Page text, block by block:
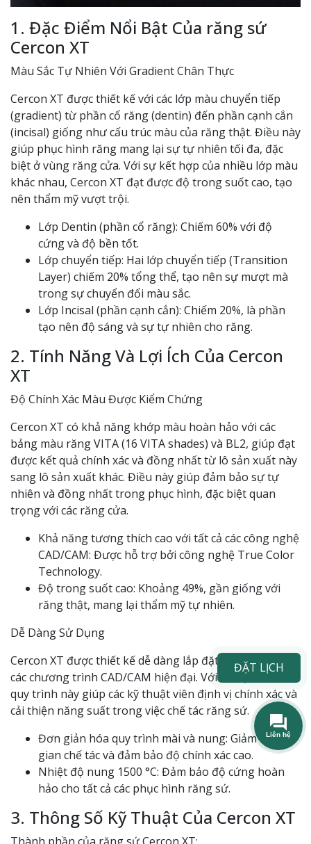
1. Đặc Điểm Nổi Bật Của răng sứ
Cercon XT
Màu Sắc Tự Nhiên Với Gradient Chân Thực
Cercon XT được thiết kế với các lớp màu chuyển tiếp
(gradient) từ phần cổ răng (dentin) đến phần cạnh cắn
(incisal) giống như cấu trúc màu của răng thật. Điều này
giúp phục hình răng mang lại sự tự nhiên tối đa, đặc
biệt ở vùng răng cửa. Với sự kết hợp của nhiều lớp màu
khác nhau, Cercon XT đạt được độ trong suốt cao, tạo
nên thẩm mỹ vượt trội.
Lớp Dentin (phần cổ răng): Chiếm 60% với độ
cứng và độ bền tốt.
Lớp chuyển tiếp: Hai lớp chuyển tiếp (Transition
Layer) chiếm 20% tổng thể, tạo nên sự mượt mà
trong sự chuyển đổi màu sắc.
Lớp Incisal (phần cạnh cắn): Chiếm 20%, là phần
tạo nên độ sáng và sự tự nhiên cho răng.
2. Tính Năng Và Lợi Ích Của Cercon
XT
Độ Chính Xác Màu Được Kiểm Chứng
Cercon XT có khả năng khớp màu hoàn hảo với các
bảng màu răng VITA (16 VITA shades) và BL2, giúp đạt
được kết quả chính xác và đồng nhất từ lô sản xuất này
sang lô sản xuất khác. Điều này giúp đảm bảo sự tự
nhiên và đồng nhất trong phục hình, đặc biệt quan
trọng với các răng cửa.
Khả năng tương thích cao với tất cả các công nghệ
CAD/CAM: Được hỗ trợ bởi công nghệ True Color
Technology.
Độ trong suốt cao: Khoảng 49%, gần giống với
răng thật, mang lại thẩm mỹ tự nhiên.
Dễ Dàng Sử Dụng
Cercon XT được thiết kế dễ dàng lắp đặt và tích hợp với
các chương trình CAD/CAM hiện đại. Với mã QR code,
quy trình này giúp các kỹ thuật viên định vị chính xác và
cải thiện năng suất trong việc chế tác răng sứ.
Đơn giản hóa quy trình mài và nung: Giảm thời
gian chế tác và đảm bảo độ chính xác cao.
Nhiệt độ nung 1500 °C: Đảm bảo độ cứng hoàn
hảo cho tất cả các phục hình răng sứ.
3. Thông Số Kỹ Thuật Của Cercon XT
ĐẶT LỊCH